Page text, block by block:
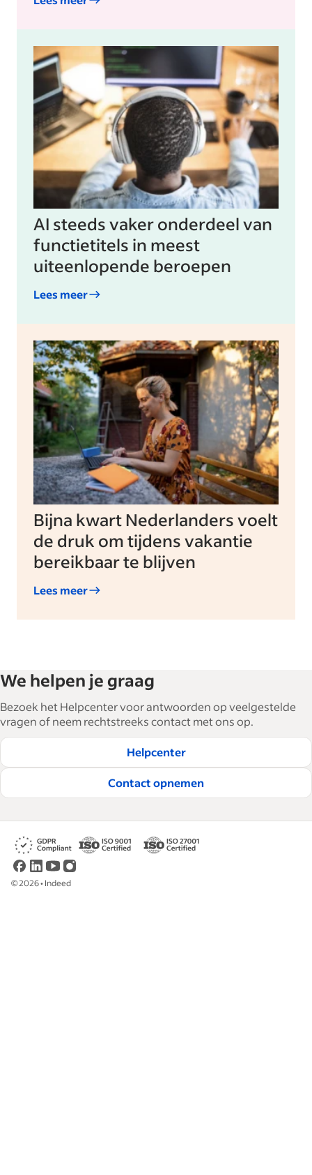
AI steeds vaker onderdeel van
functietitels in meest
uiteenlopende beroepen
Lees meer
Bijna kwart Nederlanders voelt
de druk om tijdens vakantie
bereikbaar te blijven
Lees meer
We helpen je graag
Bezoek het Helpcenter voor antwoorden op veelgestelde
vragen of neem rechtstreeks contact met ons op.
Helpcenter
Contact opnemen
©2026• Indeed